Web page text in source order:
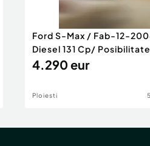
Ford S-Max / Fab-12-
Diesel 131 Cp/
4.290 eur
Ploiesti